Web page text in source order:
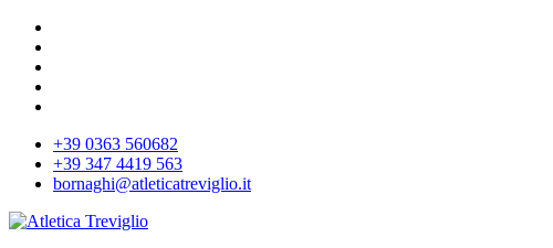
+39 0363 560682
+39 347 4419 563
bornaghi@atleticatreviglio.it